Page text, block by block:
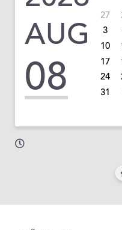
AUG
08
27
3
10
17
24
31